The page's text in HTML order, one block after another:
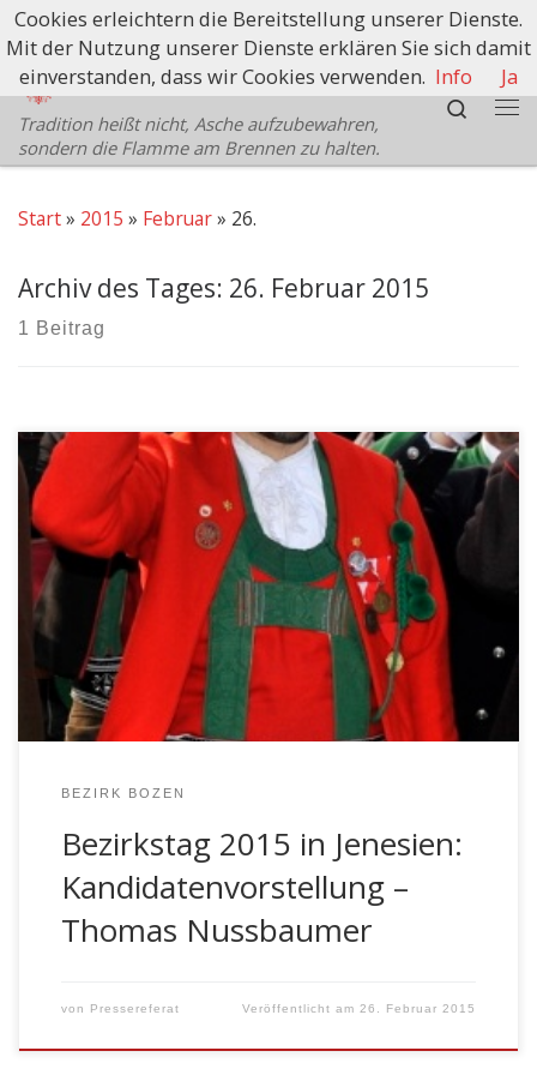
Zum Inhalt springen
Schützenbezirk Bozen
Tradition heißt nicht, Asche aufzubewahren,
sondern die Flamme am Brennen zu halten.
Search
Start» 2015 » Februar» 26.
Archiv des Tages: 26. Februar 2015
1 Beitrag
Am 15. März 2015 findet in Jenesien der Bezirkstag mit
Neuwahlen statt. Ab heute beginnen wir, die Kandidaten
vorzustellen. Den Beginn macht Thomas Nussbaumer
der Schützenkompanie Sarntal. Er ist seit 1997 Mitglied
der SK Sarntal, seit 2011 Zugleutnant und Schießleiter
der Sarner Kompanie und er wurde 2014 erstmals in
den […]
BEZIRK BOZEN
Bezirkstag 2015 in Jenesien:
Kandidatenvorstellung –
Thomas Nussbaumer
von Pressereferat Veröffentlicht am26. Februar 2015
Cookies erleichtern die Bereitstellung unserer Dienste.
Mit der Nutzung unserer Dienste erklären Sie sich damit
einverstanden, dass wir Cookies verwenden. Info Ja